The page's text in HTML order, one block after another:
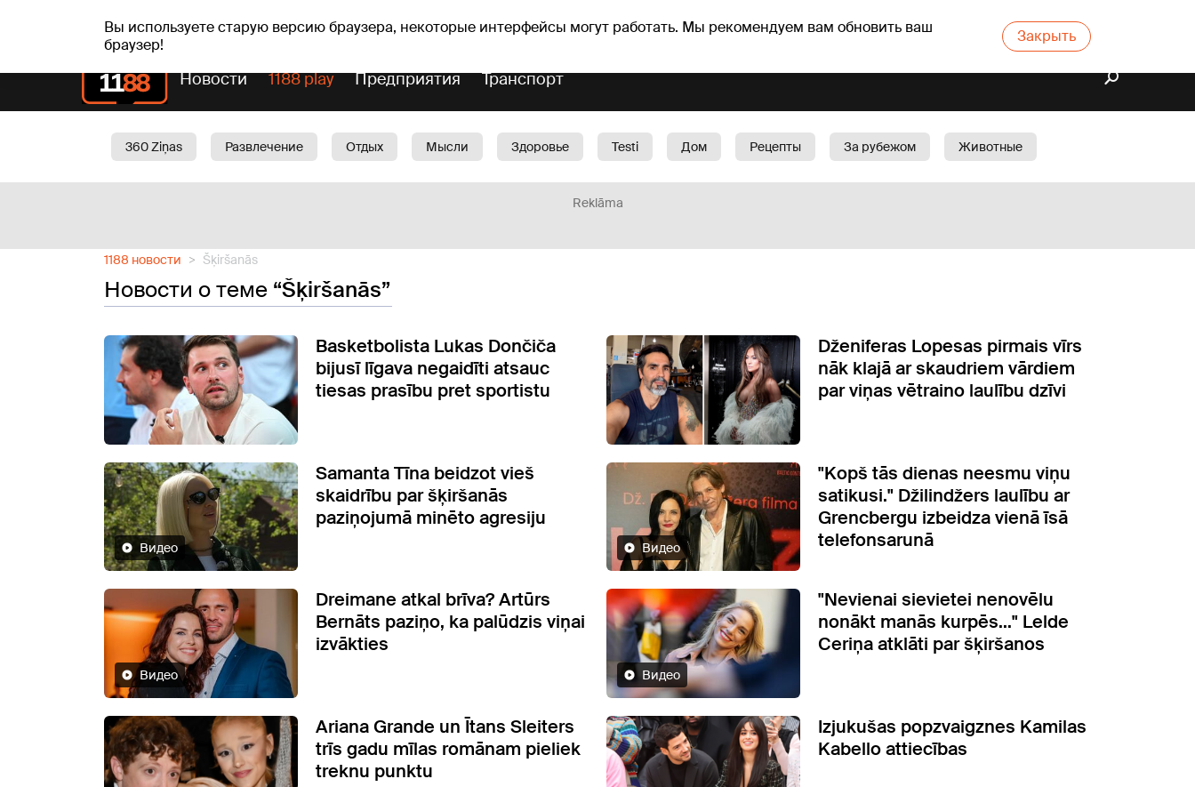
Вы используете старую версию браузера, некоторые интерфейсы могут работать. Мы рекомендуем вам обновить ваш
браузер!
Закрыть
пт, 07.08.2026. +16°C Alfrēds, Fredis, Madars Прогноз погоды Гороскопы
Новости 1188 play Предприятия Транспорт
360 Ziņas Развлечение Отдых Мысли Здоровье Testi Дом Рецепты За рубежом
Животные
Reklāma
1188 новости Šķiršanās
Новости о теме “Šķiršanās”
Basketbolista Lukas Dončiča
bijusī līgava negaidīti atsauc
tiesas prasību pret sportistu
Dženiferas Lopesas pirmais vīrs
nāk klajā ar skaudriem vārdiem
par viņas vētraino laulību dzīvi
Видео
Samanta Tīna beidzot vieš
skaidrību par šķiršanās
paziņojumā minēto agresiju
Видео
"Kopš tās dienas neesmu viņu
satikusi." Džilindžers laulību ar
Grencbergu izbeidza vienā īsā
telefonsarunā
Видео
Dreimane atkal brīva? Artūrs
Bernāts paziņo, ka palūdzis viņai
izvākties
Видео
"Nevienai sievietei nenovēlu
nonākt manās kurpēs..." Lelde
Ceriņa atklāti par šķiršanos
Ariana Grande un Ītans Sleiters
trīs gadu mīlas romānam pieliek
treknu punktu
Izjukušas popzvaigznes Kamilas
Kabello attiecības